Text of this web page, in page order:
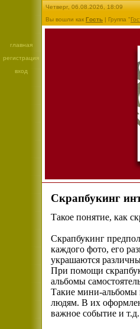
главная
регистрация
вход
Четверг, 06.08.2026, 18:09
Вы вошли как Гость | Группа "
Скрапбукинг
Такое понятие, как
Скрапбукинг
каждого фото, его
украшаются
При помощи
альбомы
Такие мини-альбомы
людям. В их
важное событие и т.д.